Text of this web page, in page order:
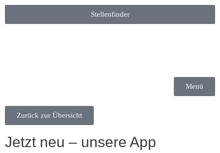
Stellenfinder
Menü
Zurück zur Übersicht
Jetzt neu – unsere App